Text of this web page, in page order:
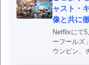
ャスト・
像と共に
Netflixにて
ーフールズ
ウンビン、